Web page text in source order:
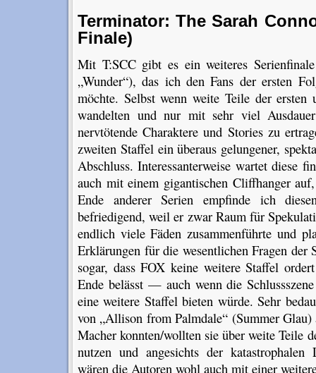
Terminator: The Sarah
Finale)
Mit T:SCC gibt es ein weiteres
„Wunder“), das ich den Fans der ersten
möchte. Selbst wenn weite Teile der
wandelten und nur mit sehr viel
nervtötende Charaktere und Stories zu
zweiten Staffel ein überaus gelungener,
Abschluss. Interessanterweise wartet diese
auch mit einem gigantischen Cliffhanger
Ende anderer Serien empfinde ich
befriedigend, weil er zwar Raum für
endlich viele Fäden zusammenführte und
Erklärungen für die wesentlichen Fragen der
sogar, dass FOX keine weitere Staffel
Ende belässt — auch wenn die
eine weitere Staffel bieten würde. Sehr
von „Allison from Palmdale“ (Summer
Macher konnten/wollten sie über weite Teile
nutzen und angesichts der katastrophalen
wären die Autoren wohl auch mit einer